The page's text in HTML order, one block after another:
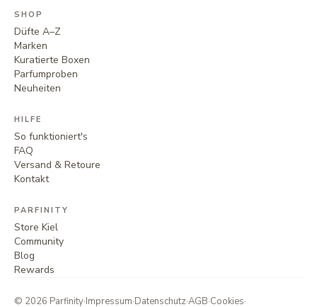
SHOP
Düfte A–Z
Marken
Kuratierte Boxen
Parfumproben
Neuheiten
HILFE
So funktioniert's
FAQ
Versand & Retoure
Kontakt
PARFINITY
Store Kiel
Community
Blog
Rewards
© 2026 Parfinity·Impressum·Datenschutz·AGB·Cookies·